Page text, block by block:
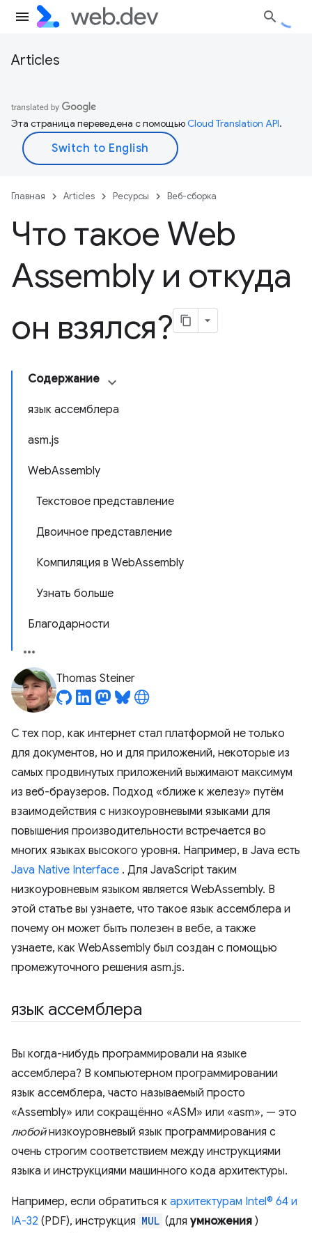
Articles
Эта страница переведена с помощьюCloud Translation API.
Главная Articles Ресурсы Веб-сборка
Что такое Web
Assembly и откуда
он взялся?
Содержание
язык ассемблера
asm.js
WebAssembly
Текстовое представление
Двоичное представление
Компиляция в WebAssembly
Узнать больше
Благодарности
Thomas Steiner
С тех пор, как интернет стал платформой не только
для документов, но и для приложений, некоторые из
самых продвинутых приложений выжимают максимум
из веб-браузеров. Подход «ближе к железу» путём
взаимодействия с низкоуровневыми языками для
повышения производительности встречается во
многих языках высокого уровня. Например, в Java есть
Java Native Interface . Для JavaScript таким
низкоуровневым языком является WebAssembly. В
этой статье вы узнаете, что такое язык ассемблера и
почему он может быть полезен в вебе, а также
узнаете, как WebAssembly был создан с помощью
промежуточного решения asm.js.
язык ассемблера
Вы когда-нибудь программировали на языке
ассемблера? В компьютерном программировании
язык ассемблера, часто называемый просто
«Assembly» или сокращённо «ASM» или «asm», — это
любойнизкоуровневый язык программирования с
очень строгим соответствием между инструкциями
языка и инструкциями машинного кода архитектуры.
Например, если обратиться к архитектурам Intel® 64 и
IA-32 (PDF), инструкция MUL (для умножения )